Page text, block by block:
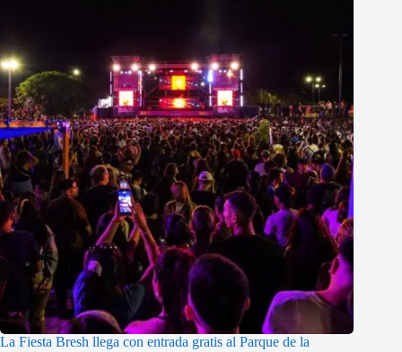
La Fiesta Bresh llega con entrada gratis al Parque de la